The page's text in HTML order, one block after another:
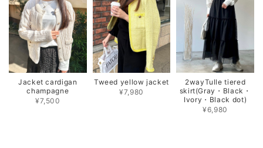
Jacket cardigan
champagne
¥7,500
Tweed yellow jacket
¥7,980
2wayTulle tiered
skirt(Gray・Black・
Ivory・Black dot)
¥6,980